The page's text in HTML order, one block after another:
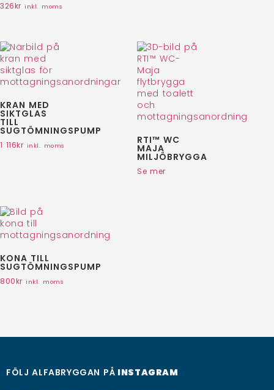
326kr inkl. moms
KRAN MED
SIKTGLAS
TILL
SUGTÖMNINGSPUMP
1 116kr inkl. moms RTI™ WC
MAJA
MILJÖBRYGGA
Se mer
KONA TILL
SUGTÖMNINGSPUMP
800kr inkl. moms
FÖLJ ALFABRYGGAN PÅ INSTAGRAM